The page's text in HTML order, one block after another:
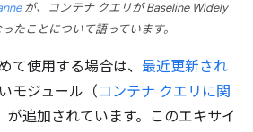
が、コンテナ クエリが Baseline Widely
たことについて語っています。
て使用する場合は、 最近更新され
モジュール（コンテナ クエリに関
が追加されています。このエキサイ